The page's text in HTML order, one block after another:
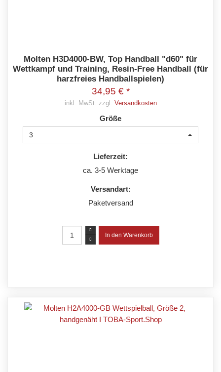
Molten H3D4000-BW, Top Handball "d60" für
Wettkampf und Training, Resin-Free Handball (für
harzfreies Handballspielen)
34,95 € *
inkl. MwSt. zzgl. Versandkosten
Größe
3
Lieferzeit:
ca. 3-5 Werktage
Versandart:
Paketversand